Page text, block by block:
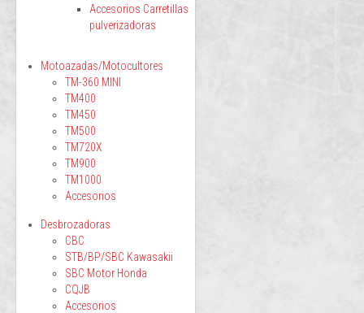
Accesorios Carretillas
pulverizadoras
Motoazadas/Motocultores
TM-360 MINI
TM400
TM450
TM500
TM720X
TM900
TM1000
Accesorios
Desbrozadoras
CBC
STB/BP/SBC Kawasakii
SBC Motor Honda
CQJB
Accesorios